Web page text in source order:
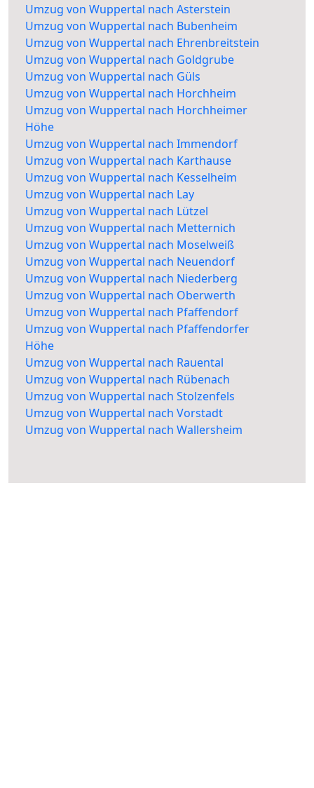
Umzug von Wuppertal nach Asterstein
Umzug von Wuppertal nach Bubenheim
Umzug von Wuppertal nach Ehrenbreitstein
Umzug von Wuppertal nach Goldgrube
Umzug von Wuppertal nach Güls
Umzug von Wuppertal nach Horchheim
Umzug von Wuppertal nach Horchheimer
Höhe
Umzug von Wuppertal nach Immendorf
Umzug von Wuppertal nach Karthause
Umzug von Wuppertal nach Kesselheim
Umzug von Wuppertal nach Lay
Umzug von Wuppertal nach Lützel
Umzug von Wuppertal nach Metternich
Umzug von Wuppertal nach Moselweiß
Umzug von Wuppertal nach Neuendorf
Umzug von Wuppertal nach Niederberg
Umzug von Wuppertal nach Oberwerth
Umzug von Wuppertal nach Pfaffendorf
Umzug von Wuppertal nach Pfaffendorfer
Höhe
Umzug von Wuppertal nach Rauental
Umzug von Wuppertal nach Rübenach
Umzug von Wuppertal nach Stolzenfels
Umzug von Wuppertal nach Vorstadt
Umzug von Wuppertal nach Wallersheim